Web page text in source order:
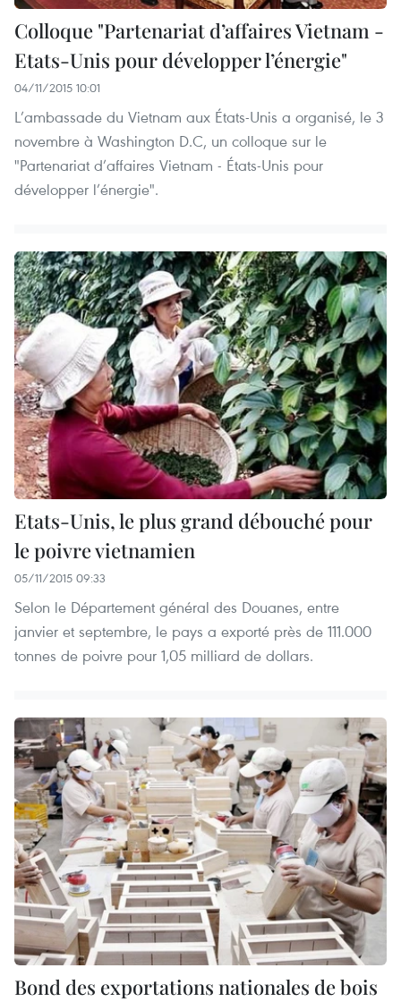
Colloque "Partenariat d’affaires Vietnam -
Etats-Unis pour développer l’énergie"
04/11/2015 10:01
L’ambassade du Vietnam aux États-Unis a organisé, le 3
novembre à Washington D.C, un colloque sur le
"Partenariat d’affaires Vietnam - États-Unis pour
développer l’énergie".
Etats-Unis, le plus grand débouché pour
le poivre vietnamien
05/11/2015 09:33
Selon le Département général des Douanes, entre
janvier et septembre, le pays a exporté près de 111.000
tonnes de poivre pour 1,05 milliard de dollars.
Bond des exportations nationales de bois